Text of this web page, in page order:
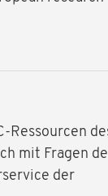
Ressourcen
mit Fragen
der